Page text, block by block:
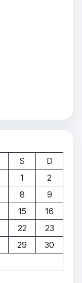
S
D
1
2
8
9
15
16
22
23
29
30